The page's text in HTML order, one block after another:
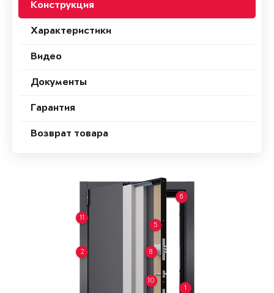
Конструкция
Характеристики
Видео
Документы
Гарантия
Возврат товара
1
2
5
6
8
10
11